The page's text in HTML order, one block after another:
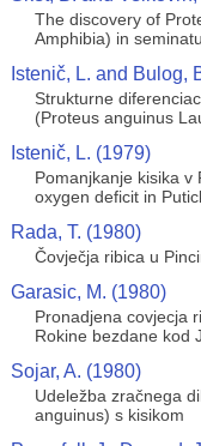
The discovery of
Amphibia) in
Istenič, L. and Bulog,
Strukturne
(Proteus anguinus
Istenič, L. (1979)
Pomanjkanje kisika v
oxygen deficit in
Rada, T. (1980)
Čovječja ribica u
Garasic, M. (1980)
Pronadjena covjecja
Rokine bezdane kod
Sojar, A. (1980)
Udeležba zračnega
anguinus) s kisikom